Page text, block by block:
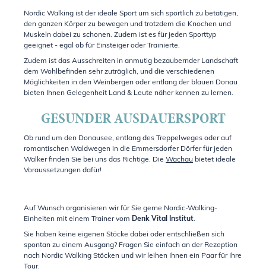
Nordic Walking ist der ideale Sport um sich sportlich zu betätigen,
den ganzen Körper zu bewegen und trotzdem die Knochen und
Muskeln dabei zu schonen. Zudem ist es für jeden Sporttyp
geeignet - egal ob für Einsteiger oder Trainierte.
Zudem ist das Ausschreiten in anmutig bezaubernder Landschaft
dem Wohlbefinden sehr zuträglich, und die verschiedenen
Möglichkeiten in den Weinbergen oder entlang der blauen Donau
bieten Ihnen Gelegenheit Land & Leute näher kennen zu lernen.
GESUNDER AUSDAUERSPORT
Ob rund um den Donausee, entlang des Treppelweges oder auf
romantischen Waldwegen in die Emmersdorfer Dörfer für jeden
Walker finden Sie bei uns das Richtige. Die Wachau bietet ideale
Voraussetzungen dafür!
Auf Wunsch organisieren wir für Sie gerne Nordic-Walking-
Einheiten mit einem Trainer vom Denk Vital Institut.
Sie haben keine eigenen Stöcke dabei oder entschließen sich
spontan zu einem Ausgang? Fragen Sie einfach an der Rezeption
nach Nordic Walking Stöcken und wir leihen Ihnen ein Paar für Ihre
Tour.